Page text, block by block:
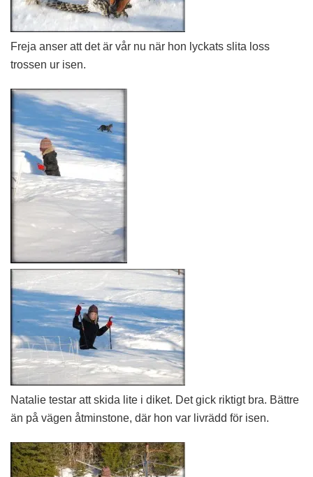
Freja anser att det är vår nu när hon lyckats slita loss
trossen ur isen.
Natalie testar att skida lite i diket. Det gick riktigt bra. Bättre
än på vägen åtminstone, där hon var livrädd för isen.